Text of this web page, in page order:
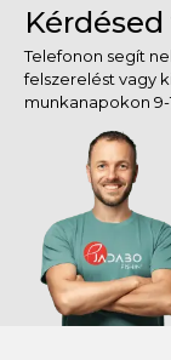
Kérdésed
Telefonon segít
felszerelést vagy
munkanapokon 9-